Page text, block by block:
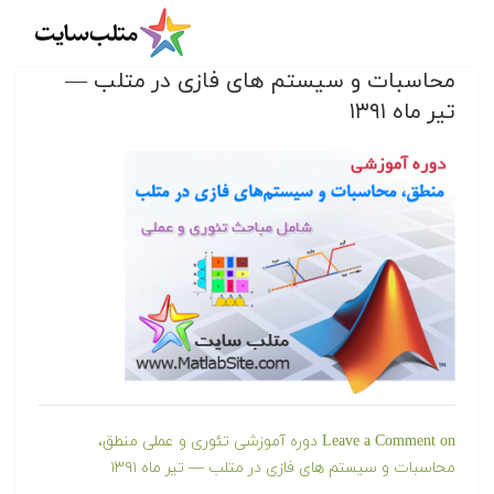
دوره آموزشی تئوری و عملی منطق،
محاسبات و سیستم های فازی در متلب —
تیر ماه ۱۳۹۱
Leave a Comment on دوره آموزشی تئوری و عملی منطق،
محاسبات و سیستم های فازی در متلب — تیر ماه ۱۳۹۱